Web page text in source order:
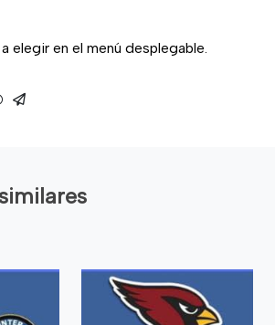
elegir en el menú desplegable.